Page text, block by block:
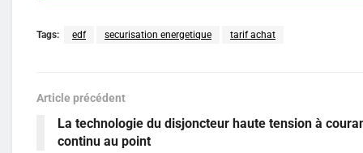
Tags: edf securisation energetique tarif achat
Article précédent
La technologie du disjoncteur haute tension à
continu au point